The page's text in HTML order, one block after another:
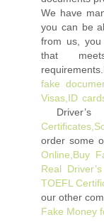
We have
you can be
from us, you
that
fake
Visas,ID
Driver’s
order some
Online,Buy
Real
TOEFL
our other
Fake Money